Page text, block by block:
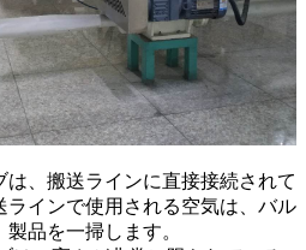
、搬送ラインに直接接続されて
ラインで使用される空気は、バル
品を一掃します。